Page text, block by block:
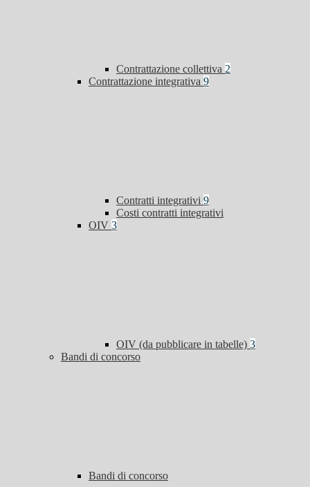
Contrattazione collettiva 2
Contrattazione integrativa 9
Contratti integrativi 9
Costi contratti integrativi
OIV 3
OIV (da pubblicare in tabelle) 3
Bandi di concorso
Bandi di concorso